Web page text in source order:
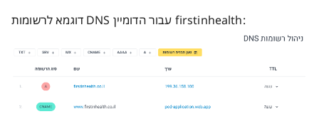
דוגמא לרשומות DNS עבור הדומיין firstinhealth: